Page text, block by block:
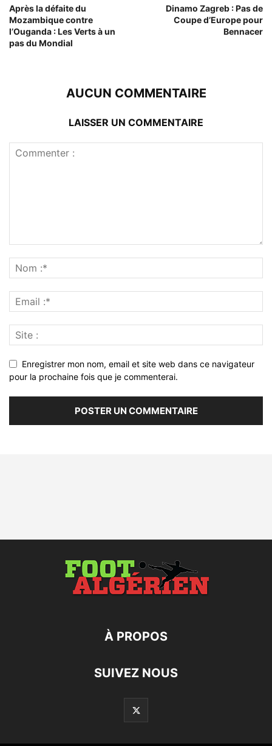
Après la défaite du
Mozambique contre
l’Ouganda : Les Verts à un
pas du Mondial
Dinamo Zagreb : Pas de
Coupe d’Europe pour
Bennacer
AUCUN COMMENTAIRE
LAISSER UN COMMENTAIRE
Enregistrer mon nom, email et site web dans ce navigateur
pour la prochaine fois que je commenterai.
À PROPOS
SUIVEZ NOUS